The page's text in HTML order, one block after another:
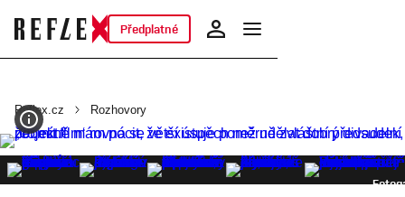
Předplatné
Reflex.cz Rozhovory